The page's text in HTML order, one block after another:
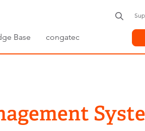
Base congatec